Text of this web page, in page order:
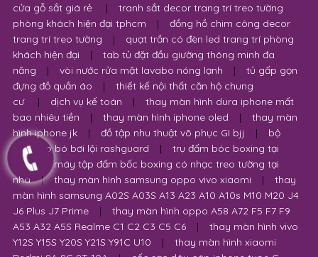
cửa gỗ sắt giá rẻ
|
tranh sắt decor trang trí treo tường
phòng khách hiện đại tphcm
|
đồng hồ chim công decor
trang trí treo tường
|
quạt trần có đèn led trang trí phòng
khách hiện đại
|
tab tủ đặt đầu giường thông minh đa
năng
| vòi nước rửa mặt lavabo nóng lạnh |
tủ gấp gọn
đựng đồ quần áo
|
thiết kế nội thất căn hộ chung
cư
| dịch vụ kế toán |
thay màn hình dura iphone mất
bao nhiêu tiền
| thay màn hình iphone oled |
thay màn
hình iphone jk
| đồ tập nhu thuật võ phục GI bjj |
bộ
quần áo bó bơi lội rashguard
|
trụ đấm bóc boxing tại
nhà
máy tập đấm bốc boxing có nhạc treo tường tại
nhà
| thay màn hình samsung oppo vivo xiaomi |
thay
màn hình samsung A02S A03S A13 A23 A10 A10s M10 M20 J4
J6 Plus J7 Prime
|
thay màn hình oppo A58 A72 F5 F7 F9
A53 A32 A5S Realme C1 C2 C3 C5 C6
|
thay màn hình vivo
Y12S Y15S Y20S Y21S Y91C U10
|
thay màn hình xiaomi